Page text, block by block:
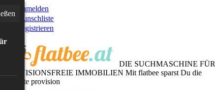
Anmelden
Wunschliste
Registrieren
DIE SUCHMASCHINE FÜR
PROVISIONSFREIE IMMOBILIEN Mit flatbee sparst Du die
gesamte provision